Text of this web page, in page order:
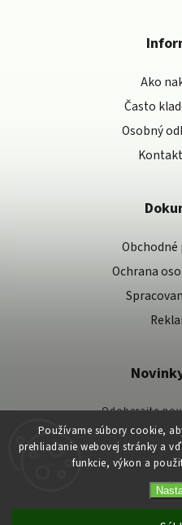
Používame súbory cookie,
prehliadanie webovej stránky a
funkcie, výkon a
Ako
Často
Osobný
Ochrana
Odoberajte
Vaše osobné údaje spracovávame
Copyright 2026
Shoptet